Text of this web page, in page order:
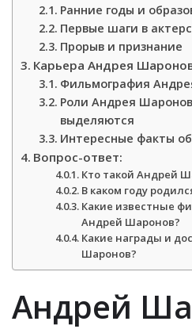
Ранние годы и
Первые шаги в
Прорыв и признание
Карьера Андрея
Фильмография
Роли Андрея
выделяются
Интересные факты
Вопрос-ответ:
Кто такой Андрей
В каком году
Какие известные
Андрей Шаронов?
Какие награды и
Шаронов?
Андрей